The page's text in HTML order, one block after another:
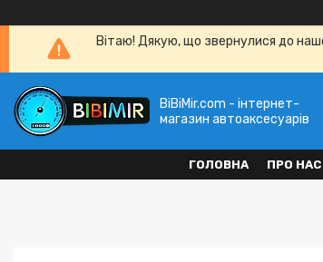
Вітаю! Дякую, що звернулися до
BiBiMir.com - інтернет-
магазин автоаксесуарів
ГОЛОВНА ПРО НАС